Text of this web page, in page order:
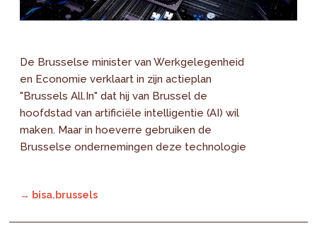
De Brusselse minister van Werkgelegenheid
en Economie verklaart in zijn actieplan
"Brussels All.In" dat hij van Brussel de
hoofdstad van artificiële intelligentie (AI) wil
maken. Maar in hoeverre gebruiken de
Brusselse ondernemingen deze technologie
→ bisa.brussels